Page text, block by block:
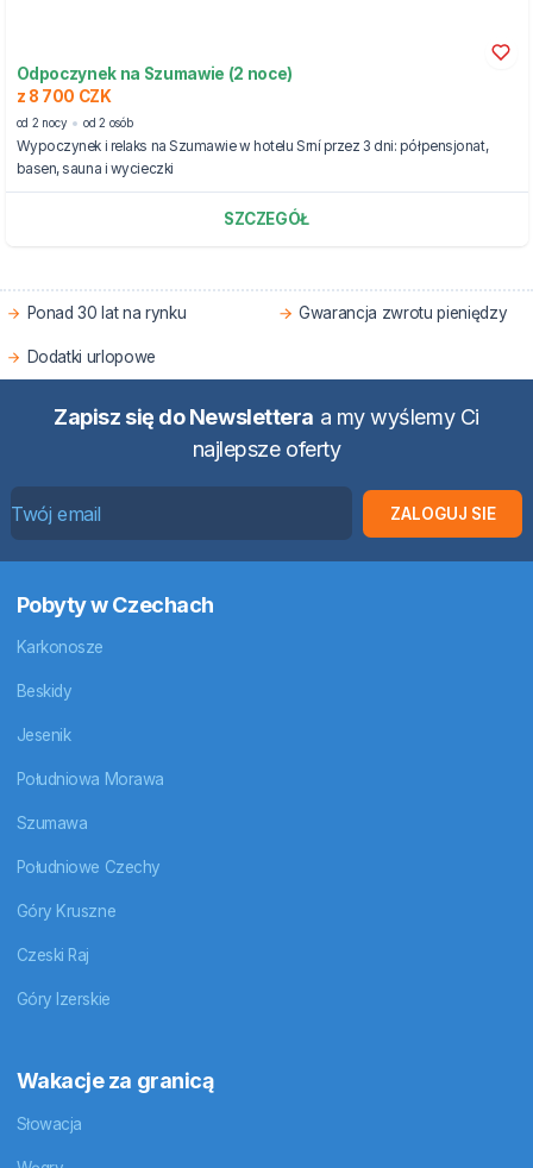
Odpoczynek na Szumawie (2 noce)
z 8 700 CZK
od 2 nocy od 2 osób
Wypoczynek i relaks na Szumawie w hotelu Srní przez 3 dni: półpensjonat,
basen, sauna i wycieczki
SZCZEGÓŁ
Ponad 30 lat na rynku Gwarancja zwrotu pieniędzy
Dodatki urlopowe
Zapisz się do Newslettera a my wyślemy Ci
najlepsze oferty
ZALOGUJ SIE
Pobyty w Czechach
Karkonosze
Beskidy
Jesenik
Południowa Morawa
Szumawa
Południowe Czechy
Góry Kruszne
Czeski Raj
Góry Izerskie
Wakacje za granicą
Słowacja